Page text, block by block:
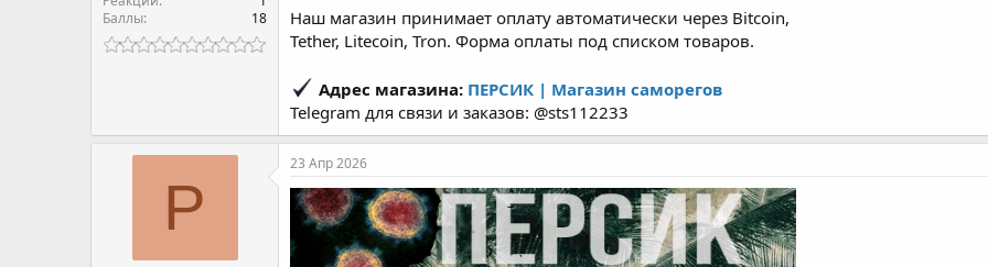
Баллы
18
Наш магазин принимает оплату автоматически через Bitcoin,
Tether, Litecoin, Tron. Форма оплаты под списком товаров.
Адрес магазина: ПЕРСИК | Магазин саморегов
Telegram для связи и заказов: @sts112233
P
23 Апр 2026